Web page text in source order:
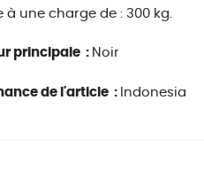
à une charge de : 300 kg.
principale : Noir
de l'article : Indonesia